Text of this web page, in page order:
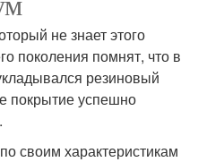
не знает этого
поколения помнят, что в
резиновый
покрытие успешно
своим характеристикам